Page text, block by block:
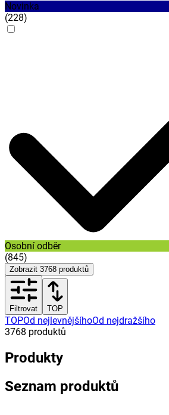
Novinka
(228)
Osobní odběr
(845)
Zobrazit 3768 produktů
Filtrovat TOP
TOPOd nejlevnějšíhoOd nejdražšího
3768 produktů
Produkty
Seznam produktů